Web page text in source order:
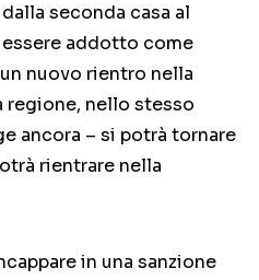
seconda casa al
addotto come
nuovo rientro nella
regione, nello stesso
ancora – si potrà tornare
rientrare nella
in una sanzione